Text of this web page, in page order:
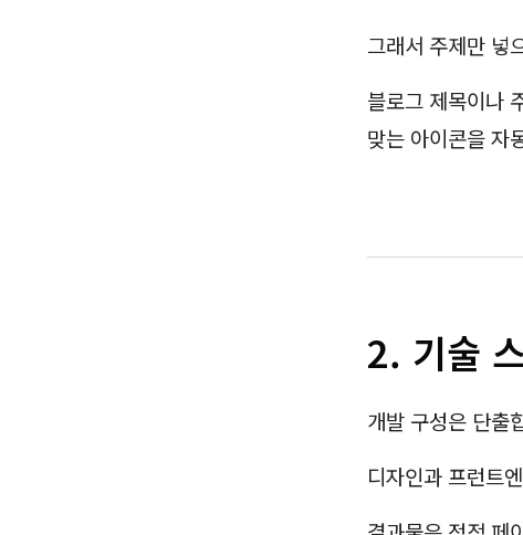
그래서 주제만 넣
블로그 제목이나
맞는 아이콘을 자
2. 기술
개발 구성은 단출
디자인과 프런트